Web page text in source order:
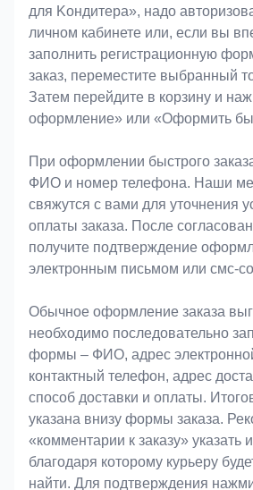
для Koндитeрa», надо
личном кабинете или, если вы
заполнить регистрационную
заказ, переместите выбранный
Затем перейдите в корзину и
оформление» или «Оформить
При оформлении быстрого
ФИО и номер телефона. Наши
свяжутся с вами для уточнения
оплаты заказа. После
получите подтверждение
электронным письмом или смс-
Обычное оформление заказа
необходимо последовательно
формы – ФИО, адрес
контактный телефон, адрес
способ доставки и оплаты.
указана внизу формы заказа.
«комментарии к заказу»
благодаря которому курьеру
найти. Для подтверждения